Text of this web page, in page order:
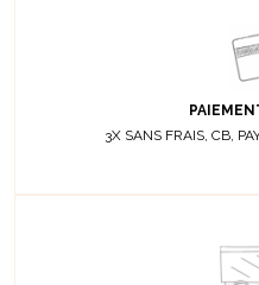
3X SANS FRAIS, CB,